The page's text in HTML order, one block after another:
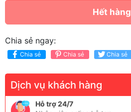
Hết hàng
Chia sẻ ngay:
Chia sẻ Chia sẻ Chia sẻ
Dịch vụ khách hàng
Hỗ trợ 24/7